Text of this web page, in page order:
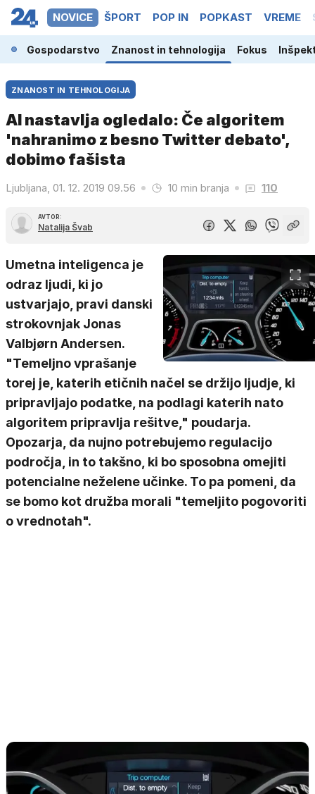
NOVICE ŠPORT POP IN POPKAST VREME
Gospodarstvo Znanost in tehnologija Fokus
ZNANOST IN TEHNOLOGIJA
AI nastavlja ogledalo: Če algoritem
'nahranimo z besno Twitter debato',
dobimo fašista
Ljubljana, 01. 12. 2019 09.56 10 min branja 110
AVTOR:
Natalija Švab
Umetna inteligenca je
odraz ljudi, ki jo
ustvarjajo, pravi danski
strokovnjak Jonas
Valbjørn Andersen.
"Temeljno vprašanje
torej je, katerih etičnih načel se držijo ljudje, ki
pripravljajo podatke, na podlagi katerih nato
algoritem pripravlja rešitve," poudarja.
Opozarja, da nujno potrebujemo regulacijo
področja, in to takšno, ki bo sposobna omejiti
potencialne neželene učinke. To pa pomeni, da
se bomo kot družba morali "temeljito pogovoriti
o vrednotah".